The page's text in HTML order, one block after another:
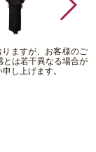
ますが、お客様のご
は若干異なる場合が
し上げます。